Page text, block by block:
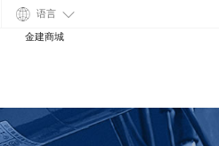
语言
金建商城